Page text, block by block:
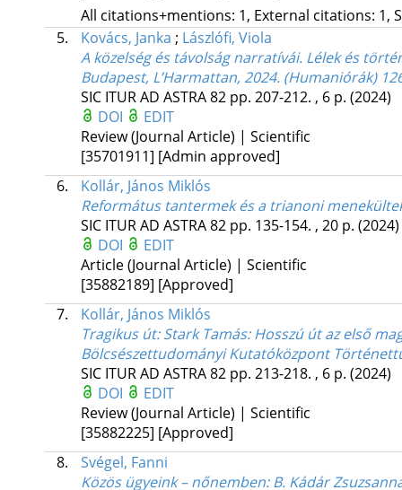
All citations+mentions: 1, External citations: 1,
5.
Kovács, Janka ; Lászlófi, Viola
A közelség és távolság narratívái. Lélek és
Budapest, L’Harmattan, 2024. (Humaniórák)
SIC ITUR AD ASTRA82 pp. 207-212. , 6 p. (2024)
DOI
EDIT
Review (Journal Article) | Scientific
[35701911] [Admin approved]
6.
Kollár, János Miklós
Református tantermek és a trianoni
SIC ITUR AD ASTRA82 pp. 135-154. , 20 p. (2024)
DOI
EDIT
Article (Journal Article) | Scientific
[35882189] [Approved]
7.
Kollár, János Miklós
Tragikus út: Stark Tamás: Hosszú út az első
Bölcsészettudományi Kutatóközpont
SIC ITUR AD ASTRA82 pp. 213-218. , 6 p. (2024)
DOI
EDIT
Review (Journal Article) | Scientific
[35882225] [Approved]
8.
Svégel, Fanni
Közös ügyeink – nőnemben: B. Kádár